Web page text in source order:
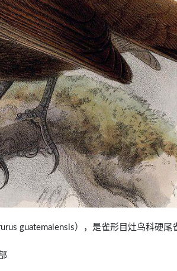
guatemalensis），是雀形目灶鸟科硬尾